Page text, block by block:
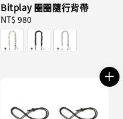
Bitplay 圈圈隨行背帶
Regular
price
NT$ 980